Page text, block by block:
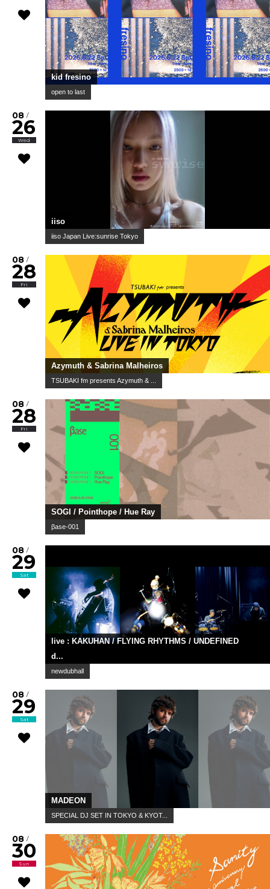
kid fresino
open to last
08 /
26
Wed
iiso
iiso Japan Live:sunrise Tokyo
08 /
28
Fri
Azymuth & Sabrina Malheiros
TSUBAKI fm presents Azymuth & ...
08 /
28
Fri
SOGI / Pointhope / Hue Ray
βase-001
08 /
29
Sat
live : KAKUHAN / FLYING RHYTHMS / UNDEFINED
d...
newdubhall
08 /
29
Sat
MADEON
SPECIAL DJ SET IN TOKYO & KYOT...
08 /
30
Sun